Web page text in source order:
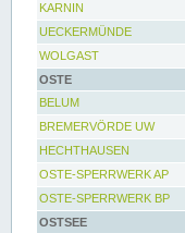
KARNIN
UECKERMÜNDE
WOLGAST
OSTE
BELUM
BREMERVÖRDE UW
HECHTHAUSEN
OSTE-SPERRWERK AP
OSTE-SPERRWERK BP
OSTSEE